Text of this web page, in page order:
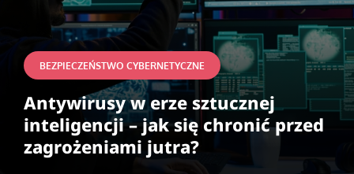
BEZPIECZEŃSTWO CYBERNETYCZNE
Antywirusy w erze sztucznej
inteligencji – jak się chronić przed
zagrożeniami jutra?